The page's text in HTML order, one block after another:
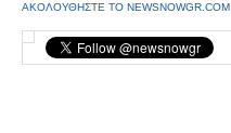
ΑΚΟΛΟΥΘΗΣΤΕ ΤΟ NEWSNOWGR.COM